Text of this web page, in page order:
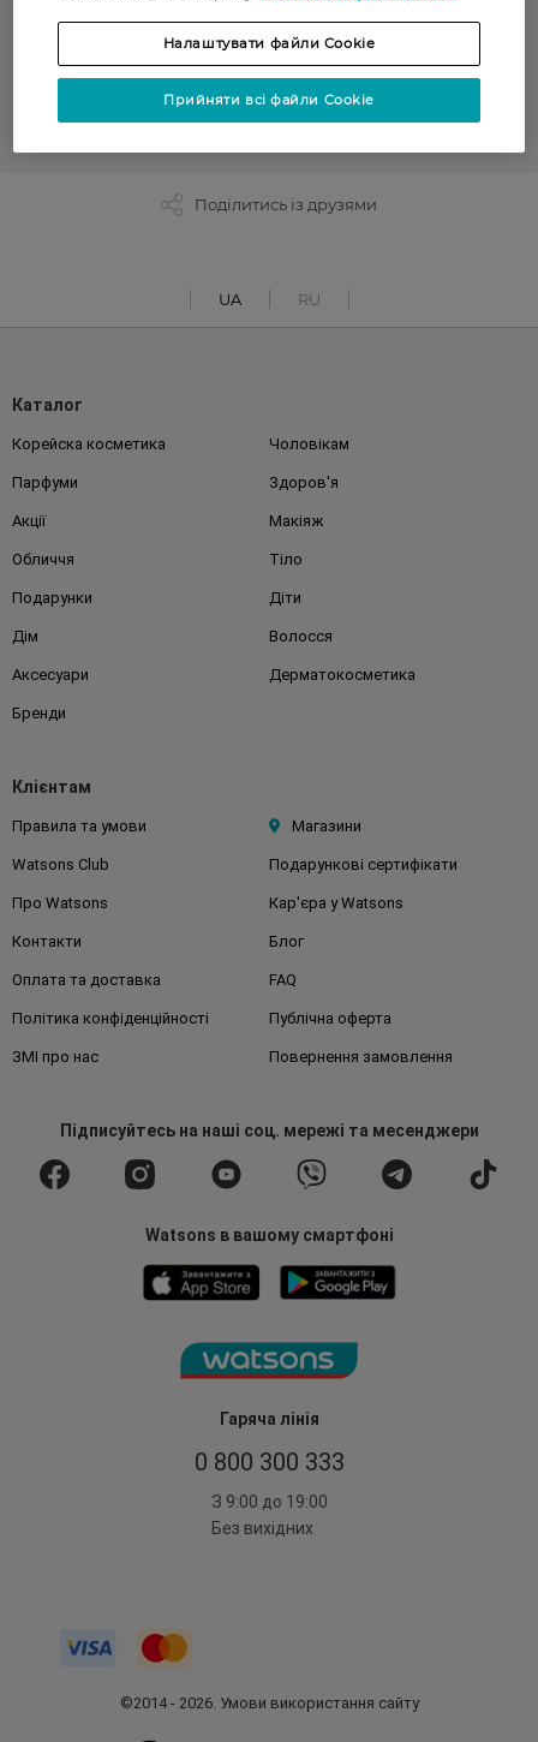
Декоративна косметика
РОЗПРОДАЖ
CATRICE
Поділитись із друзями
UA RU
Гаряча лінія
0 800 300 333
З 9:00 до 19:00
Без вихідних
Каталог
Корейска косметика Чоловікам
Парфуми Здоров'я
Акції Макіяж
Обличчя Тіло
Подарунки Діти
Дім Волосся
Аксесуари Дерматокосметика
Бренди
Клієнтам
Правила та умови Магазини
Watsons Club Подарункові сертифікати
Про Watsons Кар'єра у Watsons
Контакти Блог
Оплата та доставка FAQ
Політика конфіденційності Публічна оферта
ЗМІ про нас Повернення замовлення
Підписуйтесьна наші соц. мережі та месенджери
Watsons в вашому смартфоні
©2014 - 2026. Умови використання сайту
Налаштувати файли Cookie
Прийняти всі файли Cookie